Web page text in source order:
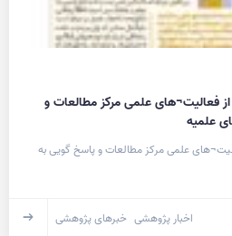
شبهات (شماره ۱۳) ، از فعالیت¬های علمی مرکز مطالعات و
علمیه
(شماره ۱۳) ، از فعالیت¬های علمی مرکز مطالعات و پاسخ گویی به
اخبار پژوهشی خبرهای پژوهشی